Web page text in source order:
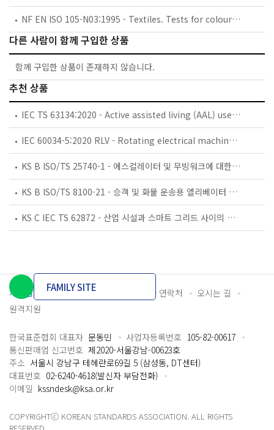
NF EN ISO 105-N03:1995 - Textiles. Tests for colour fastness. Part N03 : colour fastness to bleaching : sodium chlorite (mild).
다른 사람이 함께 구입한 상품
함께 구입한 상품이 존재하지 않습니다.
추천 상품
IEC TS 63134:2020 - Active assisted living (AAL) use cases
IEC 60034-5:2020 RLV - Rotating electrical machines - Part 5: Degrees of protection provided by the integral design of rotating electrical machines (IP code) - Classification
KS B ISO/TS 25740-1 - 에스컬레이터 및 무빙워크에 대한 안전요건 — 제1부: 세계공통 필수 안전요건(GESRs)
KS B ISO/TS 8100-21 - 승객 및 화물 운송용 엘리베이터 —제21부: 세계공통 필수안전요건(GESRs)을 충족하는 세계공통 안전 파라미터(GSPs)
KS C IEC TS 62872 - 산업 시설과 스마트 그리드 사이의 산업 공정 측정, 제어 및 자동화 시스템 인터페이스
개인정보처리방침 이용약관 담당자 연락처
오시는 길
원격지원
FAMILY SITE
한국표준협회 대표자 문동민 사업자등록번호 105-82-00617
통신판매업 신고번호 제2020-서울강남-00623호
주소 서울시 강남구 테헤란로69길 5 (삼성동, DT센터)
대표번호 02-6240-4618(발신자 부담전화)
이메일 kssndesk@ksa.or.kr
COPYRIGHTⓒ KOREAN STANDARDS ASSOCIATION. ALL RIGHTS